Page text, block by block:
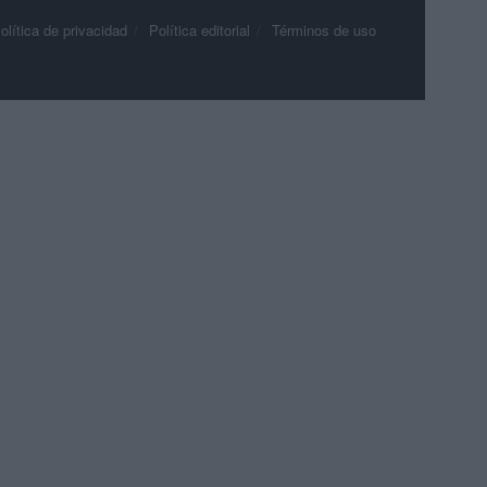
de privacidad Política editorial Términos de uso